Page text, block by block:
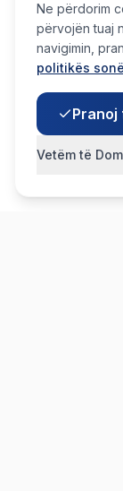
Ne përdorim
përvojën tuaj
navigimin,
politikës
Pranoj
Vetëm të